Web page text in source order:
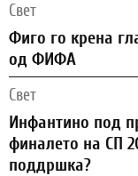
Свет
Фиго го крена
од ФИФА
Свет
Инфантино под
финалето на СП
поддршка?